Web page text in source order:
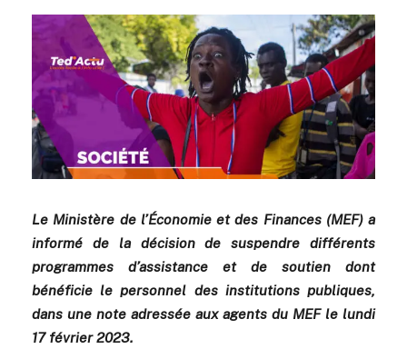
Le Ministère de l’Économie et des Finances (MEF) a
informé de la décision de suspendre différents
programmes d’assistance et de soutien dont
bénéficie le personnel des institutions publiques,
dans une note adressée aux agents du MEF le lundi
17 février 2023.